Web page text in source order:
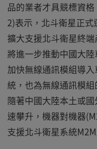
品的業者才具競標資
2)表示，北斗衛星正
擴大支援北斗衛星終
將進一步推動中國大
加快無線通訊模組導
統，也為無線通訊模
隨著中國大陸本土或
速攀升，機器對機器
支援北斗衛星系統